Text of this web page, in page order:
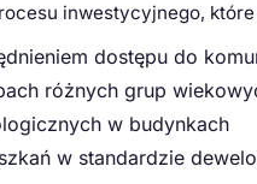
inwestycyjnego,
dostępu do
różnych grup
w budynkach
w standardzie